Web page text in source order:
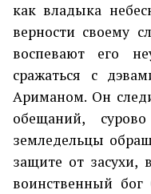
как владыка
верности своему
воспевают его
сражаться с
Ариманом. Он
обещаний,
земледельцы
защите от засухи,
воинственный